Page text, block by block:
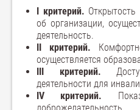
I критерий.
об организации,
деятельность.
II критерий.
осуществляется
III критерий.
деятельности для
IV критерий.